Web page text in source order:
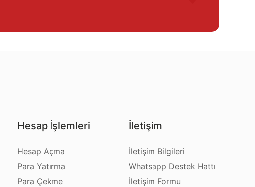
Hesap İşlemleri
Hesap Açma
Para Yatırma
Para Çekme
İletişim
İletişim Bilgileri
Whatsapp Destek Hattı
İletişim Formu